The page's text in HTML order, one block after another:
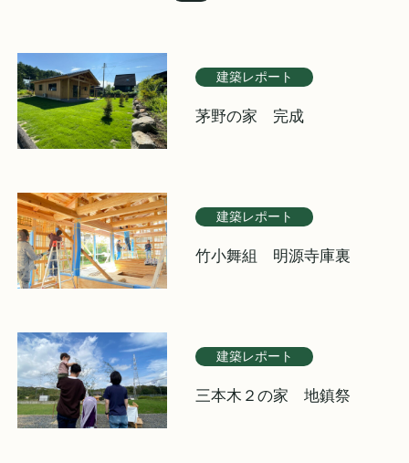
建築レポート
茅野の家 完成
建築レポート
竹小舞組 明源寺庫裏
建築レポート
三本木２の家 地鎮祭